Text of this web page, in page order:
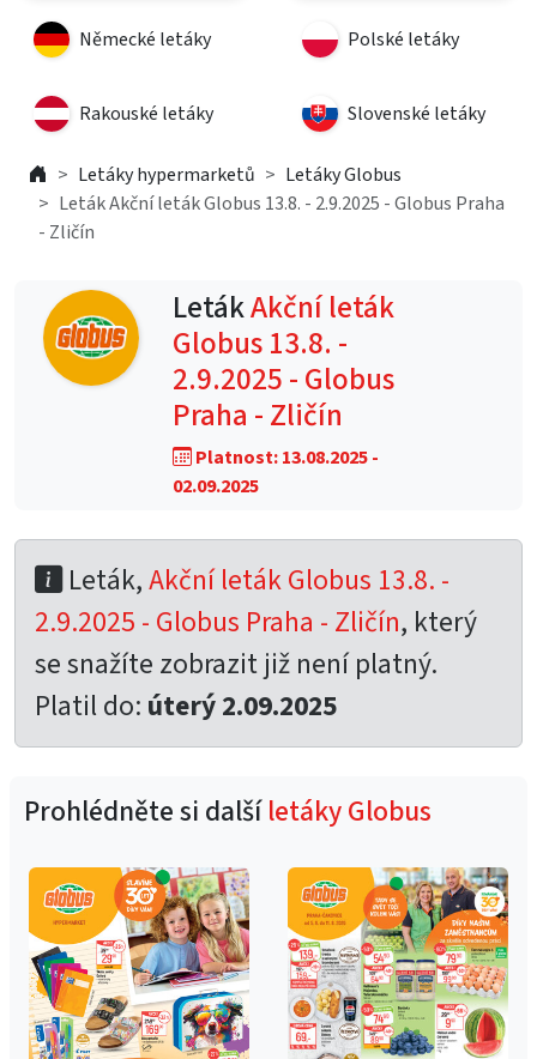
Německé letáky Polské letáky
Rakouské letáky Slovenské letáky
Letáky hypermarketů
Letáky Globus
Leták Akční leták Globus 13.8. - 2.9.2025 - Globus Praha
- Zličín
LetákAkční leták
Globus 13.8. -
2.9.2025 - Globus
Praha - Zličín
Platnost: 13.08.2025 -
02.09.2025
Leták,Akční leták Globus 13.8. -
2.9.2025 - Globus Praha - Zličín, který
se snažíte zobrazit již není platný.
Platil do: úterý 2.09.2025
Prohlédněte si dalšíletáky Globus